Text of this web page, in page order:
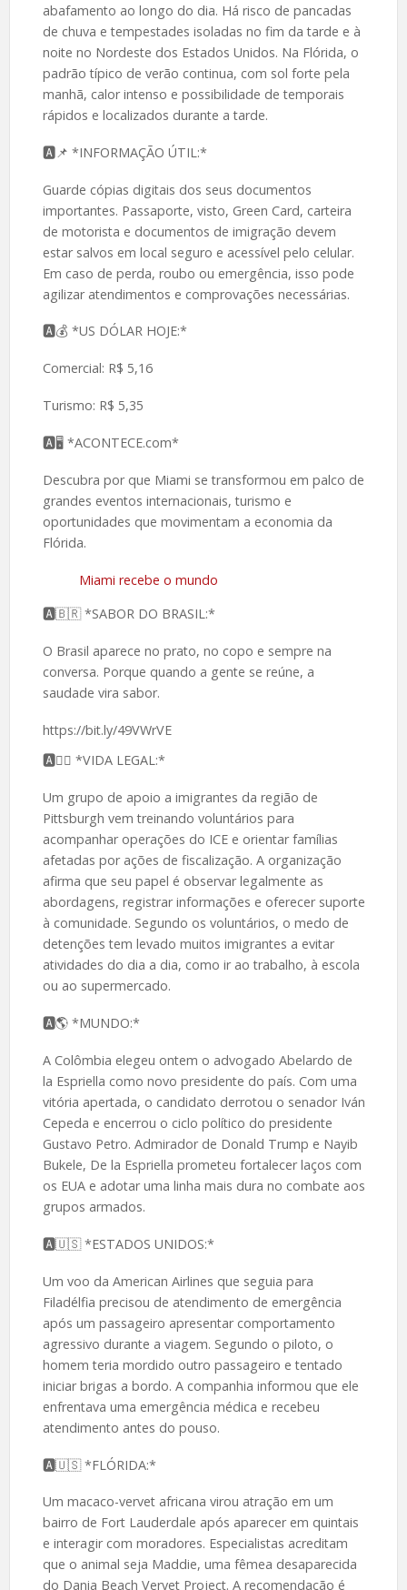
abafamento ao longo do dia. Há risco de pancadas
de chuva e tempestades isoladas no fim da tarde e à
noite no Nordeste dos Estados Unidos. Na Flórida, o
padrão típico de verão continua, com sol forte pela
manhã, calor intenso e possibilidade de temporais
rápidos e localizados durante a tarde.
🅰️📌 *INFORMAÇÃO ÚTIL:*
Guarde cópias digitais dos seus documentos
importantes. Passaporte, visto, Green Card, carteira
de motorista e documentos de imigração devem
estar salvos em local seguro e acessível pelo celular.
Em caso de perda, roubo ou emergência, isso pode
agilizar atendimentos e comprovações necessárias.
🅰️💰 *US DÓLAR HOJE:*
Comercial: R$ 5,16
Turismo: R$ 5,35
🅰️🖥 *ACONTECE.com*
Descubra por que Miami se transformou em palco de
grandes eventos internacionais, turismo e
oportunidades que movimentam a economia da
Flórida.
Miami recebe o mundo
🅰️🇧🇷 *SABOR DO BRASIL:*
O Brasil aparece no prato, no copo e sempre na
conversa. Porque quando a gente se reúne, a
saudade vira sabor.
https://bit.ly/49VWrVE
🅰️👮‍♂️ *VIDA LEGAL:*
Um grupo de apoio a imigrantes da região de
Pittsburgh vem treinando voluntários para
acompanhar operações do ICE e orientar famílias
afetadas por ações de fiscalização. A organização
afirma que seu papel é observar legalmente as
abordagens, registrar informações e oferecer suporte
à comunidade. Segundo os voluntários, o medo de
detenções tem levado muitos imigrantes a evitar
atividades do dia a dia, como ir ao trabalho, à escola
ou ao supermercado.
🅰️🌎 *MUNDO:*
A Colômbia elegeu ontem o advogado Abelardo de
la Espriella como novo presidente do país. Com uma
vitória apertada, o candidato derrotou o senador Iván
Cepeda e encerrou o ciclo político do presidente
Gustavo Petro. Admirador de Donald Trump e Nayib
Bukele, De la Espriella prometeu fortalecer laços com
os EUA e adotar uma linha mais dura no combate aos
grupos armados.
🅰️🇺🇸 *ESTADOS UNIDOS:*
Um voo da American Airlines que seguia para
Filadélfia precisou de atendimento de emergência
após um passageiro apresentar comportamento
agressivo durante a viagem. Segundo o piloto, o
homem teria mordido outro passageiro e tentado
iniciar brigas a bordo. A companhia informou que ele
enfrentava uma emergência médica e recebeu
atendimento antes do pouso.
🅰️🇺🇸 *FLÓRIDA:*
Um macaco-vervet africana virou atração em um
bairro de Fort Lauderdale após aparecer em quintais
e interagir com moradores. Especialistas acreditam
que o animal seja Maddie, uma fêmea desaparecida
do Dania Beach Vervet Project. A recomendação é